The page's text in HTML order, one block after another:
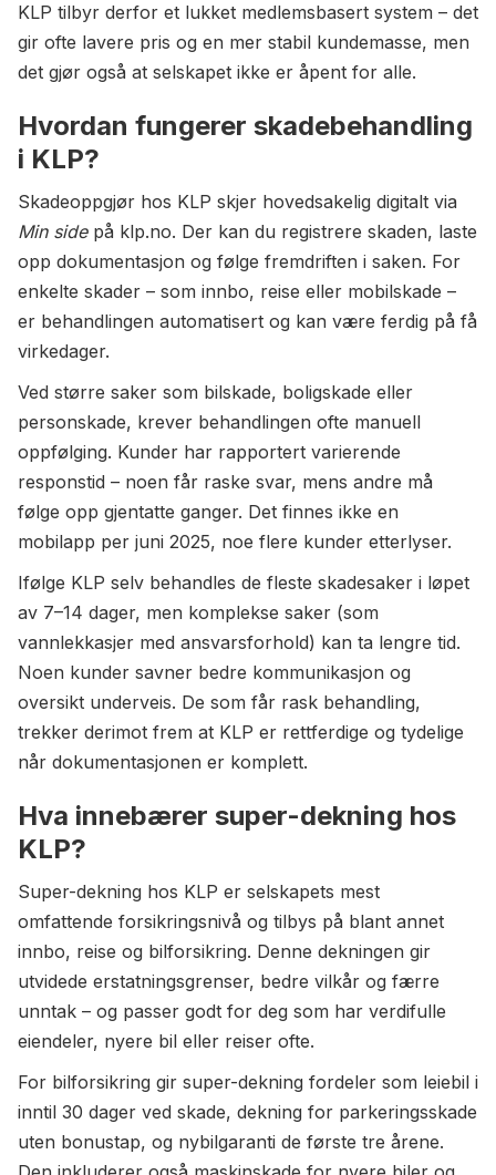
KLP tilbyr derfor et lukket medlemsbasert system – det
gir ofte lavere pris og en mer stabil kundemasse, men
det gjør også at selskapet ikke er åpent for alle.
Hvordan fungerer skadebehandling
i KLP?
Skadeoppgjør hos KLP skjer hovedsakelig digitalt via
Min sidepå klp.no. Der kan du registrere skaden, laste
opp dokumentasjon og følge fremdriften i saken. For
enkelte skader – som innbo, reise eller mobilskade –
er behandlingen automatisert og kan være ferdig på få
virkedager.
Ved større saker som bilskade, boligskade eller
personskade, krever behandlingen ofte manuell
oppfølging. Kunder har rapportert varierende
responstid – noen får raske svar, mens andre må
følge opp gjentatte ganger. Det finnes ikke en
mobilapp per juni 2025, noe flere kunder etterlyser.
Ifølge KLP selv behandles de fleste skadesaker i løpet
av 7–14 dager, men komplekse saker (som
vannlekkasjer med ansvarsforhold) kan ta lengre tid.
Noen kunder savner bedre kommunikasjon og
oversikt underveis. De som får rask behandling,
trekker derimot frem at KLP er rettferdige og tydelige
når dokumentasjonen er komplett.
Hva innebærer super-dekning hos
KLP?
Super-dekning hos KLP er selskapets mest
omfattende forsikringsnivå og tilbys på blant annet
innbo, reise og bilforsikring. Denne dekningen gir
utvidede erstatningsgrenser, bedre vilkår og færre
unntak – og passer godt for deg som har verdifulle
eiendeler, nyere bil eller reiser ofte.
For bilforsikring gir super-dekning fordeler som leiebil i
inntil 30 dager ved skade, dekning for parkeringsskade
uten bonustap, og nybilgaranti de første tre årene.